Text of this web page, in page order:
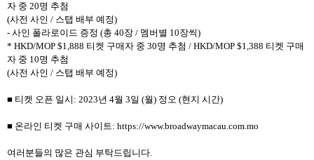
자 중 20명 추첨
(사전 사인 / 스탭 배부 예정)
- 사인 폴라로이드 증정 (총 40장 / 멤버별 10장씩)
* HKD/MOP $1,888 티켓 구매자 중 30명 추첨 / HKD/MOP $1,388 티켓 구매
자 중 10명 추첨
(사전 사인 / 스탭 배부 예정)
■ 티켓 오픈 일시: 2023년 4월 3일 (월) 정오 (현지 시간)
■ 온라인 티켓 구매 사이트: https://www.broadwaymacau.com.mo
여러분들의 많은 관심 부탁드립니다.